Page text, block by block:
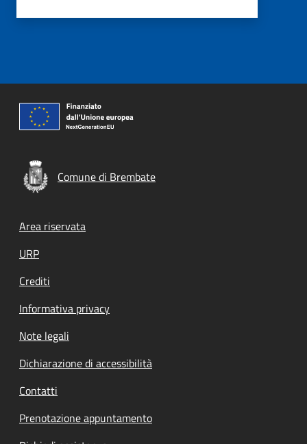
Comune di Brembate
Footer menu
Area riservata
URP
Crediti
Informativa privacy
Note legali
Dichiarazione di accessibilità
Contatti
Prenotazione appuntamento